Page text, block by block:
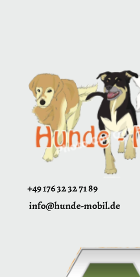
+49 176 32 32 71 89
info@hunde-mobil.de